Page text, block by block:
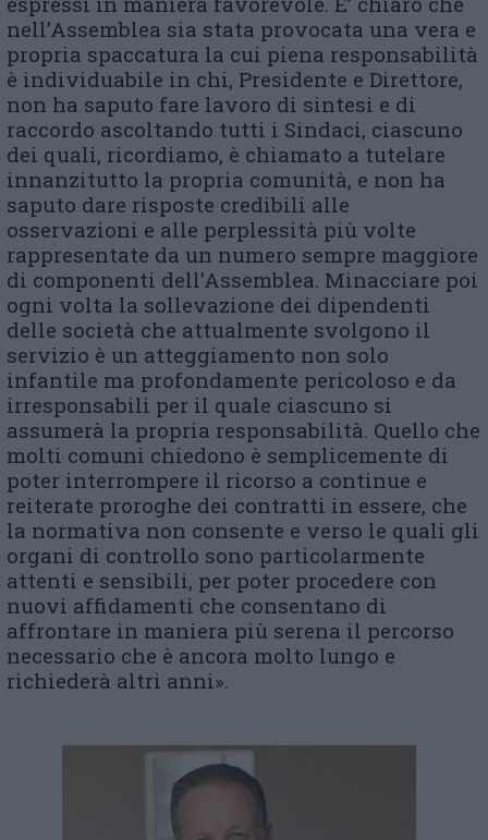
nell’Assemblea sia stata provocata una vera e
propria spaccatura la cui piena responsabilità
è individuabile in chi, Presidente e Direttore,
non ha saputo fare lavoro di sintesi e di
raccordo ascoltando tutti i Sindaci, ciascuno
dei quali, ricordiamo, è chiamato a tutelare
innanzitutto la propria comunità, e non ha
saputo dare risposte credibili alle
osservazioni e alle perplessità più volte
rappresentate da un numero sempre maggiore
di componenti dell’Assemblea. Minacciare poi
ogni volta la sollevazione dei dipendenti
delle società che attualmente svolgono il
servizio è un atteggiamento non solo
infantile ma profondamente pericoloso e da
irresponsabili per il quale ciascuno si
assumerà la propria responsabilità. Quello che
molti comuni chiedono è semplicemente di
poter interrompere il ricorso a continue e
reiterate proroghe dei contratti in essere, che
la normativa non consente e verso le quali gli
organi di controllo sono particolarmente
attenti e sensibili, per poter procedere con
nuovi affidamenti che consentano di
affrontare in maniera più serena il percorso
necessario che è ancora molto lungo e
richiederà altri anni».